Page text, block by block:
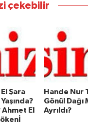
çekebilir
Şara
Ahmet El
Hande Nur
Gönül
Ayrıldı?